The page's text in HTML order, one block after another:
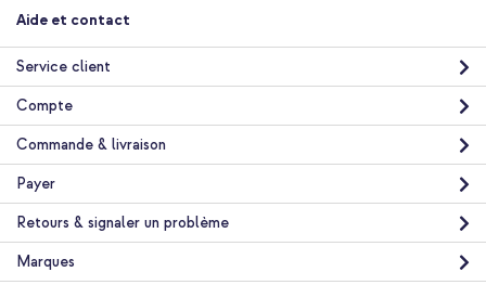
20 % de réduction
38,98 € 36,58 €
Acheter
Livraison
gratuite
Aide et contact
Service client
Compte
Commande & livraison
Payer
Retours & signaler un problème
Marques